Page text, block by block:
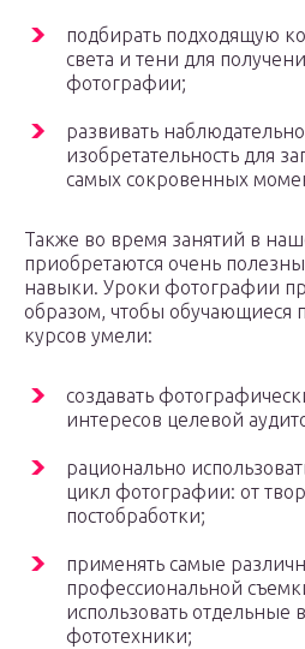
подбирать подходящую
света и тени для
фотографии;
развивать
изобретательность для
самых сокровенных
Также во время занятий в
приобретаются очень
навыки. Уроки фотографии
образом, чтобы обучающиеся
курсов умели:
создавать
интересов целевой
рационально
цикл фотографии: от
постобработки;
применять самые
профессиональной
использовать отдельные
фототехники;